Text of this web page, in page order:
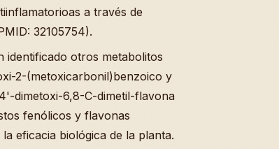
a través de
32105754).
identificado otros metabolitos
2-(metoxicarbonil)benzoico y
dimetoxi-6,8-C-dimetil-flavona
fenólicos y flavonas
eficacia biológica de la planta.